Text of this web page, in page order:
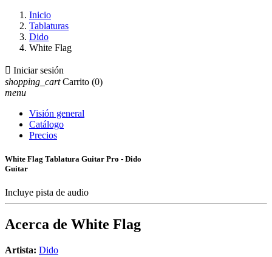
Inicio
Tablaturas
Dido
White Flag
 Iniciar sesión
shopping_cart Carrito (0)
menu
Visión general
Catálogo
Precios
White Flag Tablatura Guitar Pro - Dido
Guitar
Incluye pista de audio
Acerca de White Flag
Artista: Dido